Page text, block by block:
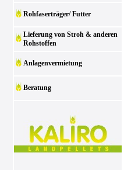
Rohfaserträger/ Futter
Lieferung von Stroh & anderen
Rohstoffen
Anlagenvermietung
Beratung